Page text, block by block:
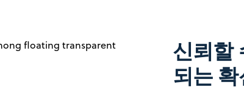
신뢰할
되는